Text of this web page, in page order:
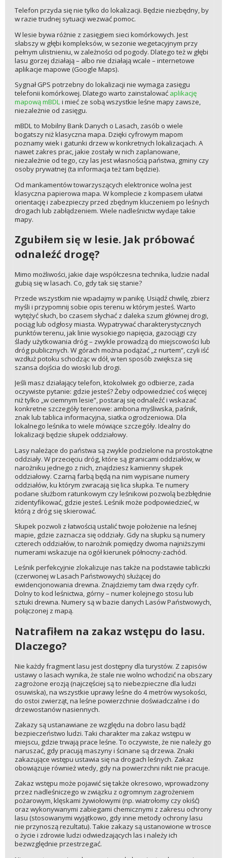
Telefon przyda się nie tylko do lokalizacji. Będzie niezbędny, by
w razie trudnej sytuacji wezwać pomoc.
W lesie bywa różnie z zasięgiem sieci komórkowych. Jest
słabszy w głębi kompleksów, w sezonie wegetacyjnym przy
pełnym ulistnieniu, w zależności od pogody. Dlatego też w głębi
lasu gorzej działają – albo nie działają wcale – internetowe
aplikacje mapowe (Google Maps).
Sygnał GPS potrzebny do lokalizacji nie wymaga zasięgu
telefonii komórkowej. Dlatego warto zainstalować aplikację
mapową mBDLi mieć ze sobą wszystkie leśne mapy zawsze,
niezależnie od zasięgu.
mBDL to Mobilny Bank Danych o Lasach, zasób o wiele
bogatszy niż klasyczna mapa. Dzięki cyfrowym mapom
poznamy wiek i gatunki drzew w konkretnych lokalizacjach. A
nawet zakres prac, jakie zostały w nich zaplanowane,
niezależnie od tego, czy las jest własnością państwa, gminy czy
osoby prywatnej (ta informacja też tam będzie).
Od mankamentów towarzyszących elektronice wolna jest
klasyczna papierowa mapa. W komplecie z kompasem ułatwi
orientację i zabezpieczy przed zbędnym kluczeniem po leśnych
drogach lub zabłądzeniem. Wiele nadleśnictw wydaje takie
mapy.
Zgubiłem się w lesie. Jak próbować
odnaleźć drogę?
Mimo możliwości, jakie daje współczesna technika, ludzie nadal
gubią się w lasach. Co, gdy tak się stanie?
Przede wszystkim nie wpadajmy w panikę. Usiądź chwilę, zbierz
myśli i przypomnij sobie opis terenu w którym jesteś. Warto
wytężyć słuch, bo czasem słychać z daleka szum głównej drogi,
pociąg lub odgłosy miasta. Wypatrywać charakterystycznych
punktów terenu, jak linie wysokiego napięcia, gazociągi czy
ślady użytkowania dróg – zwykle prowadzą do miejscowości lub
dróg publicznych. W górach można podążać „z nurtem”, czyli iść
wzdłuż potoku schodząc w dół, w ten sposób zwiększa się
szansa dojścia do wioski lub drogi.
Jeśli masz działający telefon, ktokolwiek go odbierze, zada
oczywiste pytanie: gdzie jesteś? Żeby odpowiedzieć coś więcej
niż tylko „w ciemnym lesie”, postaraj się odnaleźć i wskazać
konkretne szczegóły terenowe: ambona myśliwska, paśnik,
znak lub tablica informacyjna, siatka ogrodzeniowa. Dla
lokalnego leśnika to wiele mówiące szczegóły. Idealny do
lokalizacji będzie słupek oddziałowy.
Lasy należące do państwa są zwykle podzielone na prostokątne
oddziały. W przecięciu dróg, które są granicami oddziałów, w
narożniku jednego z nich, znajdziesz kamienny słupek
oddziałowy. Czarną farbą będą na nim wypisane numery
oddziałów, ku którym zwracają się lica słupka. Te numery
podane służbom ratunkowym czy leśnikowi pozwolą bezbłędnie
zidentyfikować, gdzie jesteś. Leśnik może podpowiedzieć, w
którą z dróg się skierować.
Słupek pozwoli z łatwością ustalić twoje położenie na leśnej
mapie, gdzie zaznacza się oddziały. Gdy na słupku są numery
czterech oddziałów, to narożnik pomiędzy dwoma najniższymi
numerami wskazuje na ogół kierunek północny-zachód.
Leśnik perfekcyjnie zlokalizuje nas także na podstawie tabliczki
(czerwonej w Lasach Państwowych) służącej do
ewidencjonowania drewna. Znajdziemy tam dwa rzędy cyfr.
Dolny to kod leśnictwa, górny – numer kolejnego stosu lub
sztuki drewna. Numery są w bazie danych Lasów Państwowych,
połączonej z mapą.
Natrafiłem na zakaz wstępu do lasu.
Dlaczego?
Nie każdy fragment lasu jest dostępny dla turystów. Z zapisów
ustawy o lasach wynika, że stale nie wolno wchodzić na obszary
zagrożone erozją (najczęściej są to niebezpieczne dla ludzi
osuwiska), na wszystkie uprawy leśne do 4 metrów wysokości,
do ostoi zwierząt, na leśne powierzchnie doświadczalne i do
drzewostanów nasiennych.
Zakazy są ustanawiane ze względu na dobro lasu bądź
bezpieczeństwo ludzi. Taki charakter ma zakaz wstępu w
miejscu, gdzie trwają prace leśne. To oczywiste, że nie należy go
naruszać, gdy pracują maszyny i ścinane są drzewa. Znaki
zakazujące wstępu ustawia się na drogach leśnych. Zakaz
obowiązuje również wtedy, gdy na powierzchni nikt nie pracuje.
Zakaz wstępu może pojawić się także okresowo, wprowadzony
przez nadleśniczego w związku z ogromnym zagrożeniem
pożarowym, klęskami żywiołowymi (np. wiatrołomy czy okiść)
oraz wykonywanymi zabiegami chemicznymi z zakresu ochrony
lasu (stosowanymi wyjątkowo, gdy inne metody ochrony lasu
nie przynoszą rezultatu). Takie zakazy są ustanowione w trosce
o życie i zdrowie ludzi odwiedzających las i należy ich
bezwzględnie przestrzegać.